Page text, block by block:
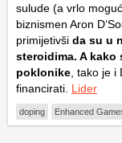
sulude (a vrlo
biznismen Aron
primijetivši da su u
steroidima. A kako
poklonike , tako je
financirati. Lider
doping Enhanced